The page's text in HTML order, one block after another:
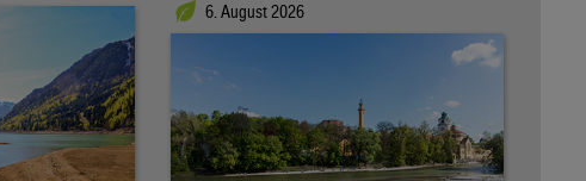
6. August 2026